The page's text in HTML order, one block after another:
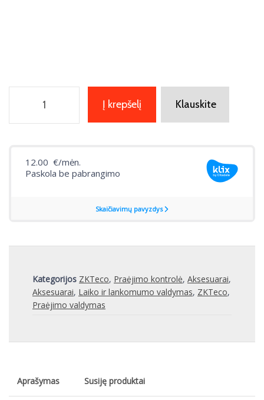
Į krepšelį Klauskite
Kategorijos ZKTeco, Praėjimo kontrolė, Aksesuarai,
Aksesuarai, Laiko ir lankomumo valdymas, ZKTeco,
Praėjimo valdymas
Aprašymas Susiję produktai